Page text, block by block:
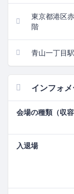
東京都港区
階
青山一丁目
インフォ
会場の種類（収容
入退場